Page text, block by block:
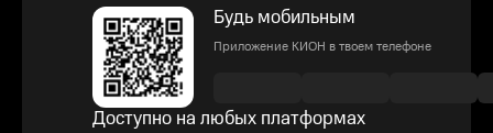
Будь мобильным
Приложение КИОН в твоем телефоне
Доступно на любых платформах